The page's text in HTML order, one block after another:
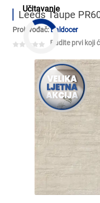
Učitavanje
Leeds Taupe
Proizvođač:Baldocer
Budite prvi koji